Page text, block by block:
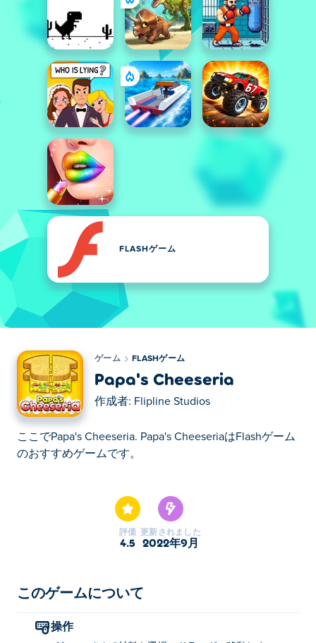
FLASHゲーム
ゲーム FLASHゲーム
Papa's Cheeseria
作成者: Flipline Studios
ここでPapa's Cheeseria. Papa's CheeseriaはFlashゲーム
のおすすめゲームです。
評価
4.5
更新されました
2022年9月
このゲームについて
操作